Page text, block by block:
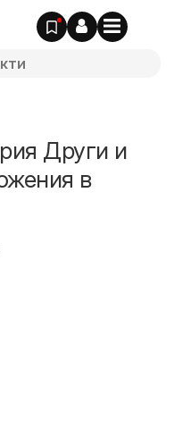
Други и
в